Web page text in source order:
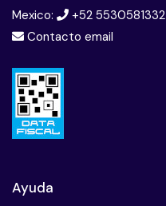
Mexico:
+52 5530581332
Contacto email
Ayuda